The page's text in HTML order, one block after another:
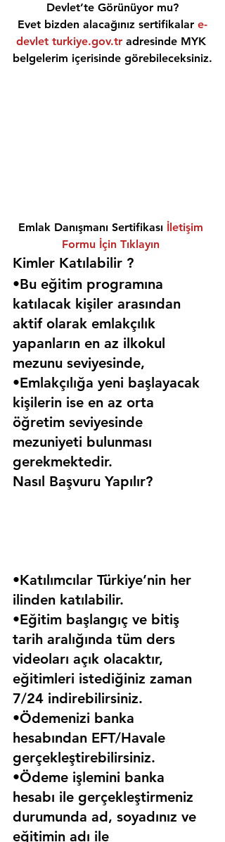
Devlet’te Görünüyor mu?
Evet bizden alacağınız sertifikalar e-
devlet turkiye.gov.tr adresinde MYK
belgelerim içerisinde görebileceksiniz.
Emlak Danışmanı Sertifikası İletişim
Formu İçin Tıklayın
Kimler Katılabilir ?
•Bu eğitim programına
katılacak kişiler arasından
aktif olarak emlakçılık
yapanların en az ilkokul
mezunu seviyesinde,
•Emlakçılığa yeni başlayacak
kişilerin ise en az orta
öğretim seviyesinde
mezuniyeti bulunması
gerekmektedir.
Nasıl Başvuru Yapılır?
•Katılımcılar Türkiye’nin her
ilinden katılabilir.
•Eğitim başlangıç ve bitiş
tarih aralığında tüm ders
videoları açık olacaktır,
eğitimleri istediğiniz zaman
7/24 indirebilirsiniz.
•Ödemenizi banka
hesabından EFT/Havale
gerçekleştirebilirsiniz.
•Ödeme işlemini banka
hesabı ile gerçekleştirmeniz
durumunda ad, soyadınız ve
eğitimin adı ile